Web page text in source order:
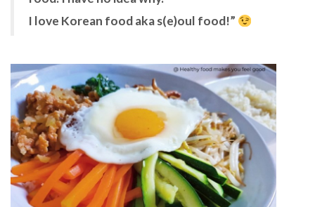
I love Korean food aka s(e)oul food!”